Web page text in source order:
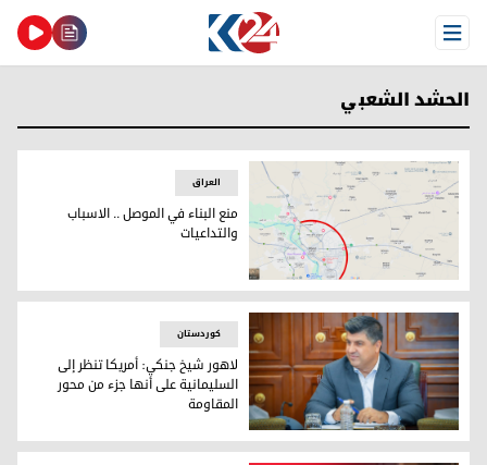
Open Menu
الحشد الشعبي
خارطة توضح المناطق الممنوع فيها البناء على اطراف الموصل
العراق
منع البناء في الموصل .. الاسباب
والتداعيات
لاهور شيخ جنكي: أمريكا تنظر إلى السليمانية على أنها جزء من
کوردستان
لاهور شيخ جنكي: أمريكا تنظر إلى
السليمانية على أنها جزء من محور
المقاومة